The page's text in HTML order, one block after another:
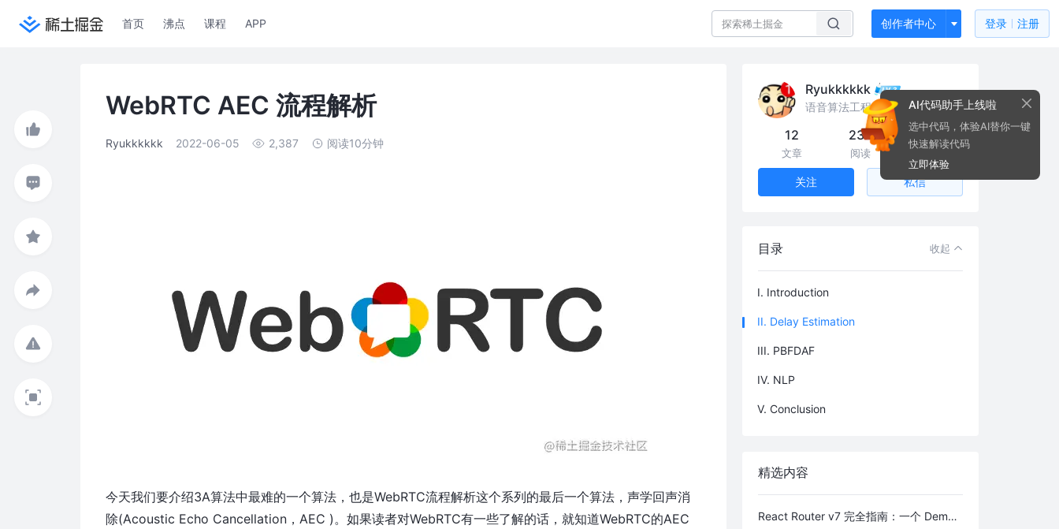
首页 沸点 课程 APP 创作者中心 登录 注册
WebRTC AEC 流程解析
Ryukkkkkk 2022-06-05 2,387 阅读10分钟
今天我们要介绍3A算法中最难的一个算法，也是WebRTC流程解析这个系列的最后一个算法，声学回声消
除(Acoustic Echo Cancellation，AEC )。如果读者对WebRTC有一些了解的话，就知道WebRTC的AEC
Ryukkkkkk
语音算法工程师
12
文章
23k
阅读
11
粉丝
关注 私信
目录 收起
I. Introduction
II. Delay Estimation
III. PBFDAF
IV. NLP
V. Conclusion
精选内容
React Router v7 完全指南：一个 Demo 吃透前端路由
AI代码助手上线啦
选中代码，体验AI替你一键
快速解读代码
立即体验